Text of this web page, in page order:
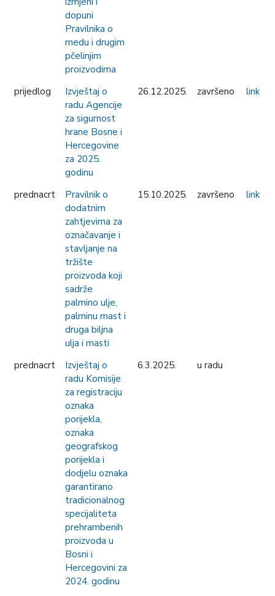
dopuni
Pravilnika o
medu i drugim
pčelinjim
proizvodima
prijedlog
Izvještaj o
radu Agencije
za sigurnost
hrane Bosne i
Hercegovine
za 2025.
godinu
26.12.2025. završeno link
prednacrt
Pravilnik o
dodatnim
zahtjevima za
označavanje i
stavljanje na
tržište
proizvoda koji
sadrže
palmino ulje,
palminu mast i
druga biljna
ulja i masti
15.10.2025. završeno link
prednacrt
Izvještaj o
radu Komisije
za registraciju
oznaka
porijekla,
oznaka
geografskog
porijekla i
dodjelu oznaka
garantirano
tradicionalnog
specijaliteta
prehrambenih
proizvoda u
Bosni i
Hercegovini za
2024. godinu
6.3.2025. u radu